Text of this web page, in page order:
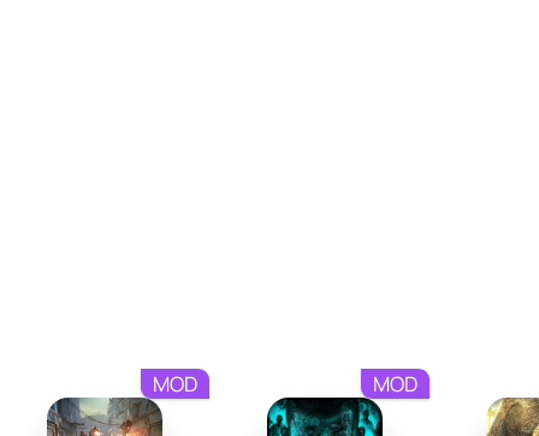
использование функций. Эффекты во время ударов и
выстрелов подчёркивают динамику игрового процесса.
MOD MOD